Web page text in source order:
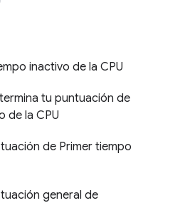
inactivo de la CPU
tu puntuación de
de la CPU
de Primer tiempo
general de